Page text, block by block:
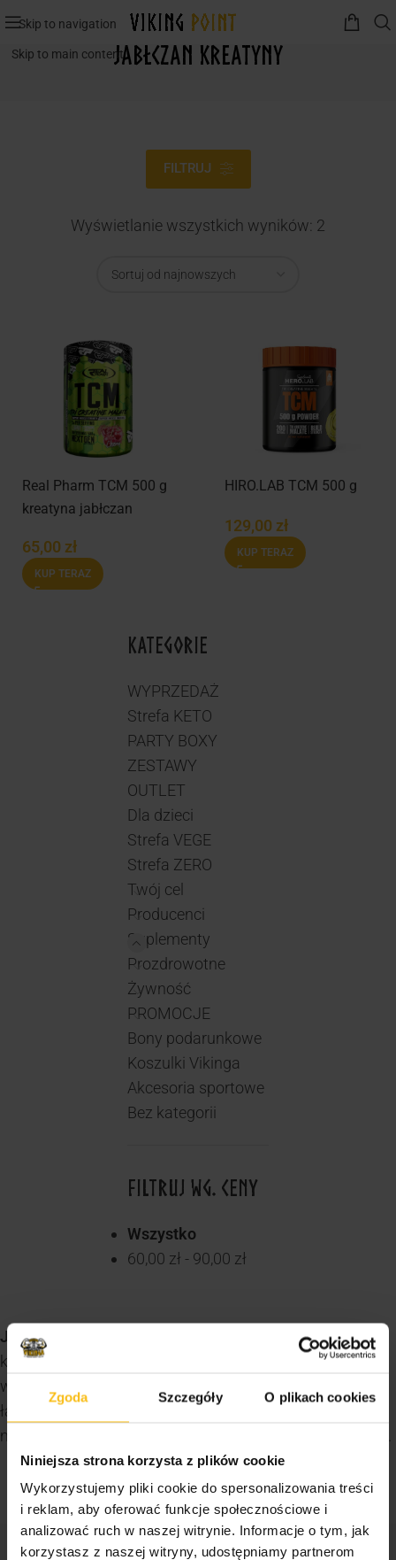
Zgoda Szczegóły O plikach cookies
Niniejsza strona korzysta z plików cookie
Wykorzystujemy pliki cookie do spersonalizowania treści
i reklam, aby oferować funkcje społecznościowe i
analizować ruch w naszej witrynie. Informacje o tym, jak
korzystasz z naszej witryny, udostępniamy partnerom
Skip to navigation
Skip to main contentJabłczan kreatyny
KATEGORIE
WYPRZEDAŻ
Strefa KETO
PARTY BOXY
ZESTAWY
OUTLET
Dla dzieci
Strefa VEGE
Strefa ZERO
Twój cel
Producenci
Suplementy
Prozdrowotne
Żywność
PROMOCJE
Bony podarunkowe
Koszulki Vikinga
Akcesoria sportowe
Bez kategorii
FILTRUJ WG. CENY
Wszystko
60,00 zł - 90,00 zł
FILTRUJ
Wyświetlanie wszystkich wyników: 2
Real Pharm TCM 500 g
kreatyna jabłczan
65,00 zł
KUP TERAZ
HIRO.LAB TCM 500 g
129,00 zł
KUP TERAZ
Jabłczan kreatyny
to forma kreatyny połączona z
kwasem jabłkowym, która wspomaga produkcję energii
w mięśniach, poprawiając siłę i wytrzymałość. Jest
łatwiejsza do przyswajania niż monohydrat, co
minimalizuje ryzyko zatrzymywania wody w organizmie.